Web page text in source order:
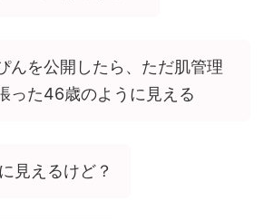
んを公開したら、ただ肌管理
った46歳のように見える
見えるけど？